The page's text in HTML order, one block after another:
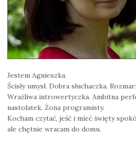
Jestem Agnieszka.
Ścisły umysł. Dobra słuchaczka.
Wrażliwa introwertyczka. Ambitna
nastolatek. Żona programisty.
Kocham czytać, jeść i mieć święty
ale chętnie wracam do domu.